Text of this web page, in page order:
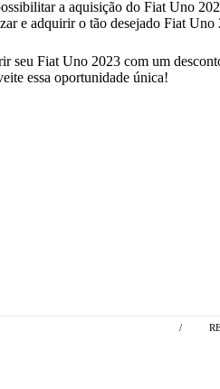
a aquisição do Fiat Uno
e adquirir o tão desejado Fiat
seu Fiat Uno 2023 com um
essa oportunidade única!
/